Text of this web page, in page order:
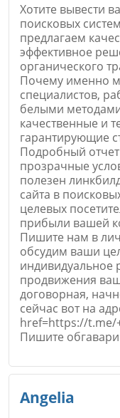
Хотите вывести
поисковых
предлагаем
эффективное
органического
Почему именно
специалистов,
белыми
качественные и
гарантирующие
Подробный
прозрачные
полезен
сайта в
целевых
прибыли вашей
Пишите нам в
обсудим ваши
индивидуальное
продвижения
договорная,
сейчас вот на
href=https://t.me/
Пишите
Angelia